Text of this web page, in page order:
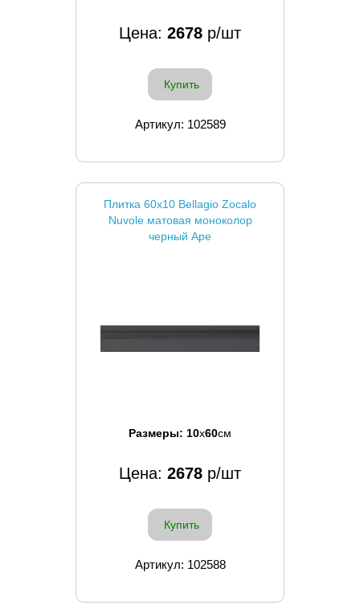
Цена: 2678 р/шт
Купить
Артикул: 102589
Плитка 60x10 Bellagio Zocalo
Nuvole матовая моноколор
черный Ape
Размеры: 10x60см
Цена: 2678 р/шт
Купить
Артикул: 102588